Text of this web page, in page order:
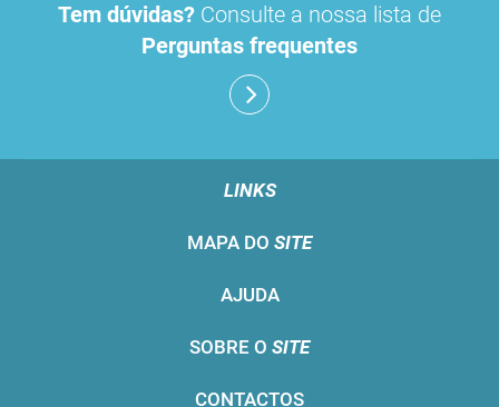
Tem dúvidas? Consulte a nossa lista de
Perguntas frequentes
LINKS
MAPA DO SITE
AJUDA
SOBRE O SITE
CONTACTOS